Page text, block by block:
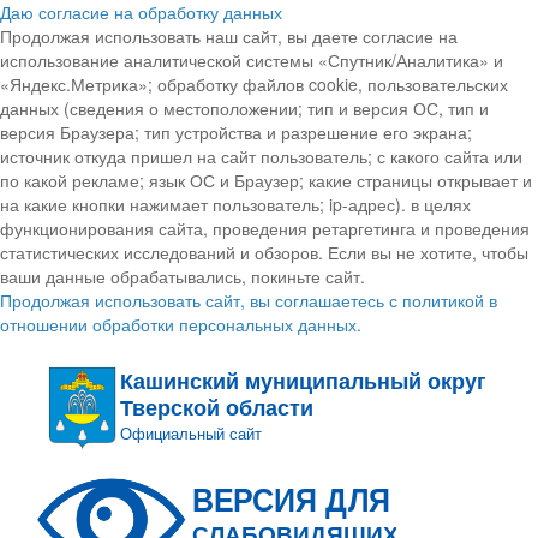
Даю согласие на обработку данных
Продолжая использовать наш сайт, вы даете согласие на
использование аналитической системы «Спутник/Аналитика» и
«Яндекс.Метрика»; обработку файлов cookie, пользовательских
данных (сведения о местоположении; тип и версия ОС, тип и
версия Браузера; тип устройства и разрешение его экрана;
источник откуда пришел на сайт пользователь; с какого сайта или
по какой рекламе; язык ОС и Браузер; какие страницы открывает и
на какие кнопки нажимает пользователь; ip-адрес). в целях
функционирования сайта, проведения ретаргетинга и проведения
статистических исследований и обзоров. Если вы не хотите, чтобы
ваши данные обрабатывались, покиньте сайт.
Продолжая использовать сайт, вы соглашаетесь с политикой в
отношении обработки персональных данных.